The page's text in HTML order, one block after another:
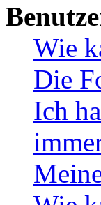
Wie
Die
Ich